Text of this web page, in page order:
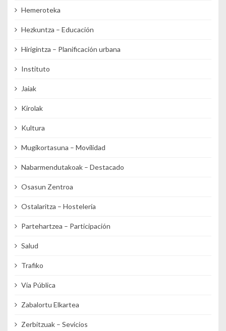
Hemeroteka
Hezkuntza – Educación
Hirigintza – Planificación urbana
Instituto
Jaiak
Kirolak
Kultura
Mugikortasuna – Movilidad
Nabarmendutakoak – Destacado
Osasun Zentroa
Ostalaritza – Hostelería
Partehartzea – Participación
Salud
Trafiko
Vía Pública
Zabalortu Elkartea
Zerbitzuak – Sevicios